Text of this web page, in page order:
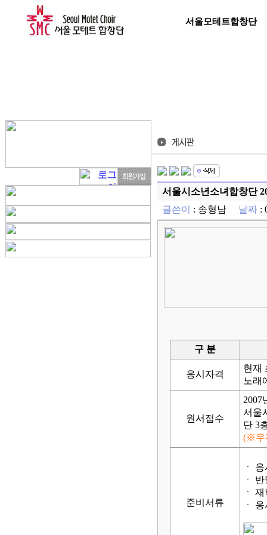
서울모테트합창단
서울시소년소녀합창단
글쓴이
: 송형남 날짜 :
구 분
응시자격
현재
노래
원서접수
2007
서울
단 3
(※우
준비서류
ㆍ
ㆍ
ㆍ
ㆍ